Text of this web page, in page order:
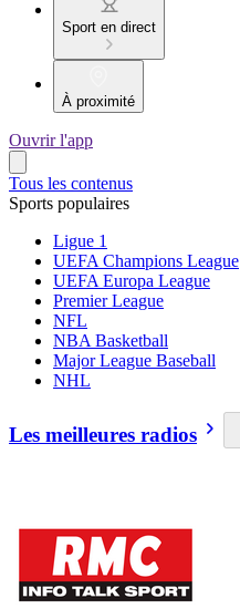
Sport en direct
À proximité
Ouvrir l'app
Tous les contenus
Sports populaires
Ligue 1
UEFA Champions League
UEFA Europa League
Premier League
NFL
NBA Basketball
Major League Baseball
NHL
Les meilleures radios